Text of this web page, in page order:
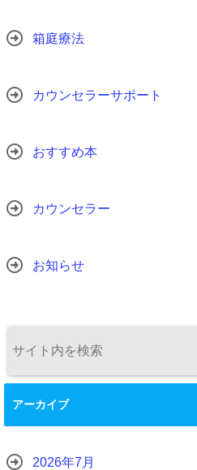
箱庭療法
カウンセラーサポート
おすすめ本
カウンセラー
お知らせ
アーカイブ
2026年7月